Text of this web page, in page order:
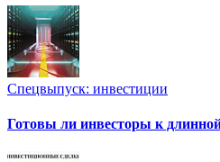
Спецвыпуск: инвестиции
Готовы ли инвесторы к